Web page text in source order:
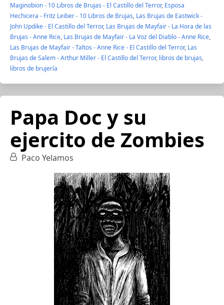
Maginobion - 10 Libros de Brujas - El Castillo del Terror, Esposa
Hechicera - Fritz Leiber - 10 Libros de Brujas, Las Brujas de Eastwick -
John Updike - El Castillo del Terror, Las Brujas de Mayfair - La Hora de las
Brujas - Anne Rice, Las Brujas de Mayfair - La Voz del Diablo - Anne Rice,
Las Brujas de Mayfair - Taltos - Anne Rice - El Castillo del Terror, Las
Brujas de Salem - Arthur Miller - El Castillo del Terror, libros de brujas,
libros de brujería
Papa Doc y su
ejercito de Zombies
Paco Yelamos